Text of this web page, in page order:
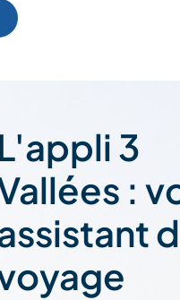
L'appli 3
: